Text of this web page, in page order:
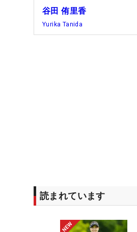
谷田 侑里香
Yurika Tanida
読まれています